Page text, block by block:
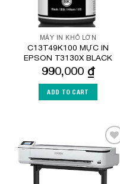
MÁY IN KHỔ LỚN
C13T49K100 MỰC IN
EPSON T3130X BLACK
990,000 ₫
ADD TO CART
Add to
Wishlist